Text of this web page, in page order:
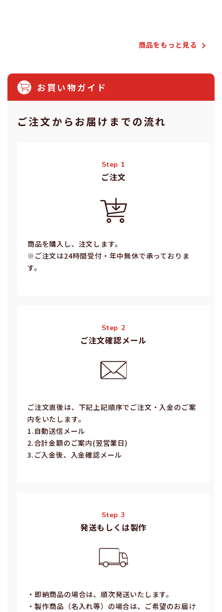
商品をもっと⾒る
お買い物ガイド
ご注⽂からお届けまでの流れ
Step 1
ご注⽂
商品を購入し、注文します。
※ご注⽂は24時間受付・年中無休で承っておりま
す。
Step 2
ご注文確認メール
ご注⽂直後は、下記上記順序でご注⽂・⼊⾦のご案
内をいたします。
1.⾃動送信メール
2.合計⾦額のご案内(翌営業⽇)
3.ご⼊⾦後、⼊⾦確認メール
Step 3
発送もしくは製作
・即納商品の場合は、順次発送いたします。
・製作商品（名⼊れ等）の場合は、ご希望のお届け